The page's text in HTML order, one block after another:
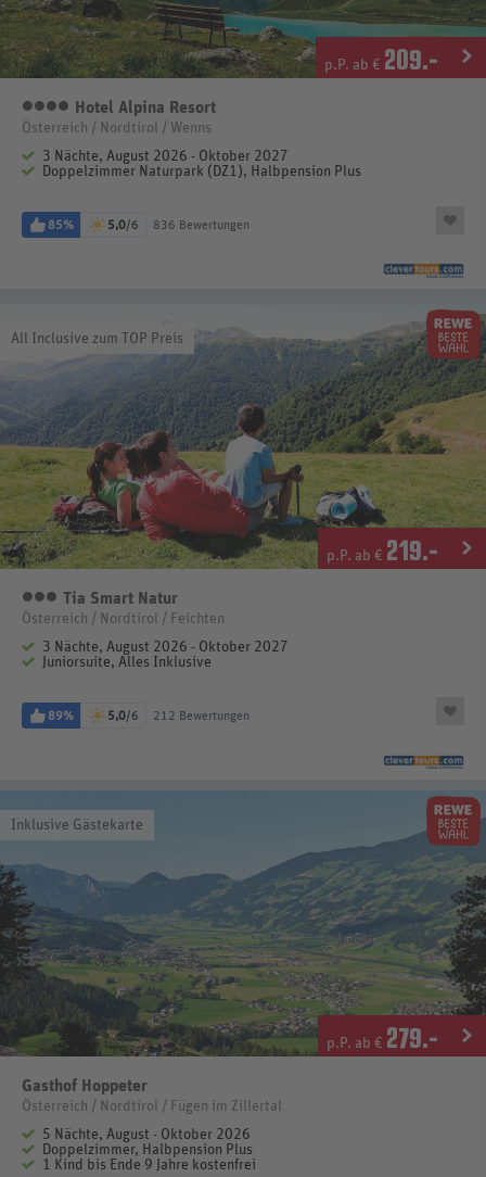
p.P. ab € 209.-
4 Sterne
Hotel Alpina Resort
Österreich / Nordtirol / Wenns
3 Nächte, August 2026 - Oktober 2027
Doppelzimmer Naturpark (DZ1), Halbpension Plus
85% 5,0/6 836 Bewertungen
All Inclusive zum TOP Preis
p.P. ab € 219.-
3 Sterne
Tia Smart Natur
Österreich / Nordtirol / Feichten
3 Nächte, August 2026 - Oktober 2027
Juniorsuite, Alles Inklusive
89% 5,0/6 212 Bewertungen
Inklusive Gästekarte
p.P. ab € 279.-
Gasthof Hoppeter
Österreich / Nordtirol / Fügen im Zillertal
5 Nächte, August - Oktober 2026
Doppelzimmer, Halbpension Plus
1 Kind bis Ende 9 Jahre kostenfrei